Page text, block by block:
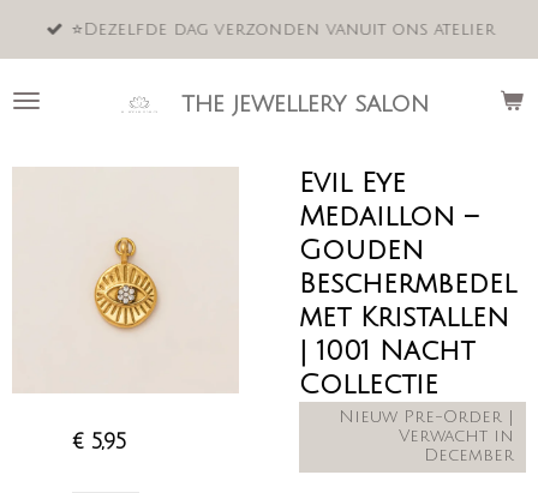
de
the jewellery salon
⭐️Dezelfde dag verzonden vanuit ons atelier
Evil Eye
Medaillon –
Gouden
Beschermbedel
met Kristallen
| 1001 Nacht
Collectie
Nieuw Pre-Order |
Verwacht in
December
€ 5,95